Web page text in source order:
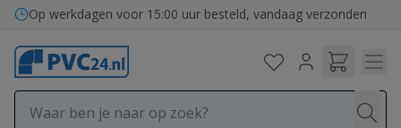
Ga naar de inhoud
Bezorging in binnen- en buitenland
Op werkdagen voor 15:00 uur besteld, vandaag verzonden